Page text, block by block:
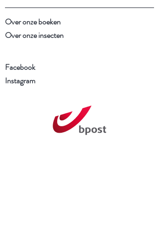
Over onze boeken
Over onze insecten
Facebook
Instagram